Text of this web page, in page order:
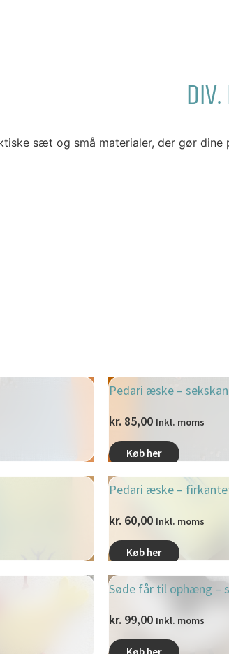
sæt og små materialer, der gør
Pedari æske –
kr. 85,00 Inkl. moms
Køb her
Pedari æske –
kr. 60,00 Inkl. moms
Køb her
Søde får til ophæng –
kr. 99,00 Inkl. moms